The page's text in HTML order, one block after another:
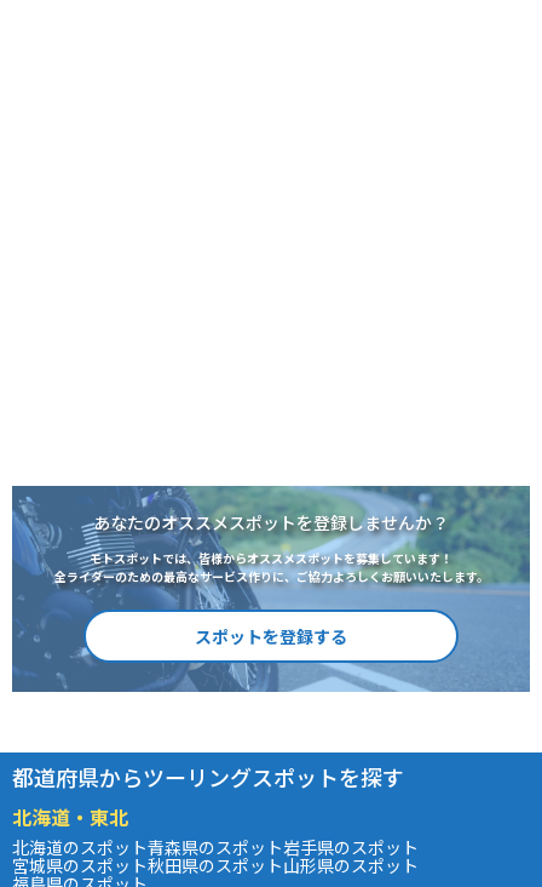
あなたのオススメスポットを登録しませんか？
モトスポットでは、皆様からオススメスポットを募集しています！
全ライダーのための最高なサービス作りに、ご協力よろしくお願いいたします。
スポットを登録する
都道府県からツーリングスポットを探す
北海道・東北
北海道のスポット青森県のスポット岩手県のスポット
宮城県のスポット秋田県のスポット山形県のスポット